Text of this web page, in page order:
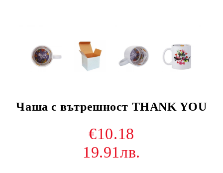
Чаша с вътрешност THANK YOU
€10.18
19.91лв.